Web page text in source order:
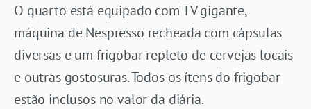
O quarto está equipado com TV gigante,
máquina de Nespresso recheada com cápsulas
diversas e um frigobar repleto de cervejas locais
e outras gostosuras. Todos os ítens do frigobar
estão inclusos no valor da diária.